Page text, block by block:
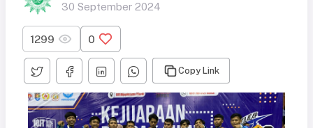
30 September 2024
1299 0
Copy Link